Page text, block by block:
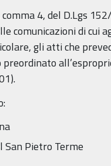
4, del D.Lgs
comunicazioni di cui
gli atti che
preordinato
San Pietro Terme